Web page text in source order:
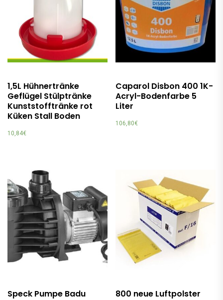
1,5L Hühnertränke
Geflügel Stülptränke
Kunststofftränke rot
Küken Stall Boden
10,84€
Caparol Disbon 400 1K-
Acryl-Bodenfarbe 5
Liter
106,80€
Speck Pumpe Badu
800 neue Luftpolster